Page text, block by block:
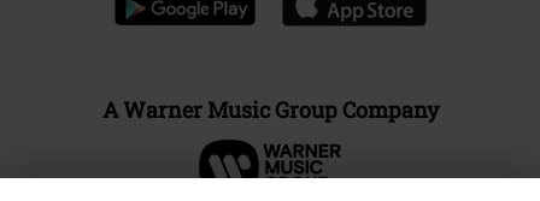
A Warner Music Group Company